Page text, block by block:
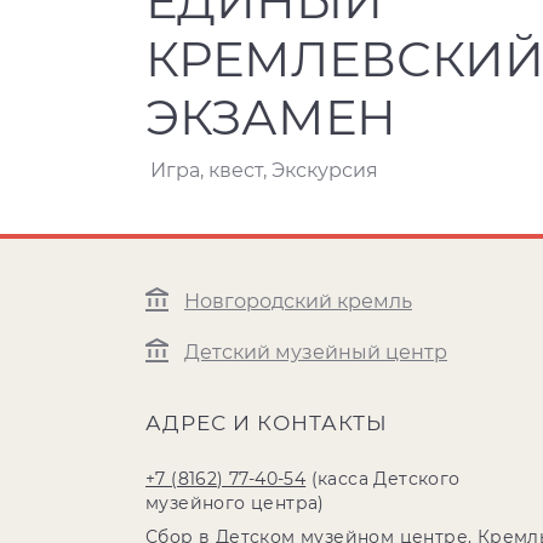
КРЕМЛЕВСКИЙ
ЭКЗАМЕН
Игра, квест, Экскурсия
Новгородский кремль
Детский музейный центр
АДРЕС И КОНТАКТЫ
+7 (8162) 77-40-54 (касса Детского
музейного центра)
Сбор в Детском музейном центре.